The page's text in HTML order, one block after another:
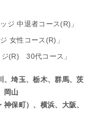
ジ 中退者コース(R)」
女性コース(R)」
(R) 30代コース」
、埼玉、栃木、群馬、茨
岡山
保町）、横浜、大阪、